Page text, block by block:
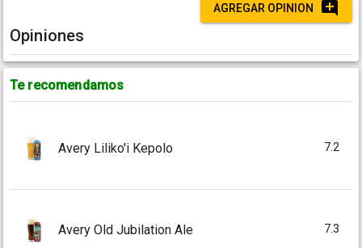
AGREGAR OPINION
Opiniones
Te recomendamos
Avery Liliko'i Kepolo 7.2
Avery Old Jubilation Ale 7.3